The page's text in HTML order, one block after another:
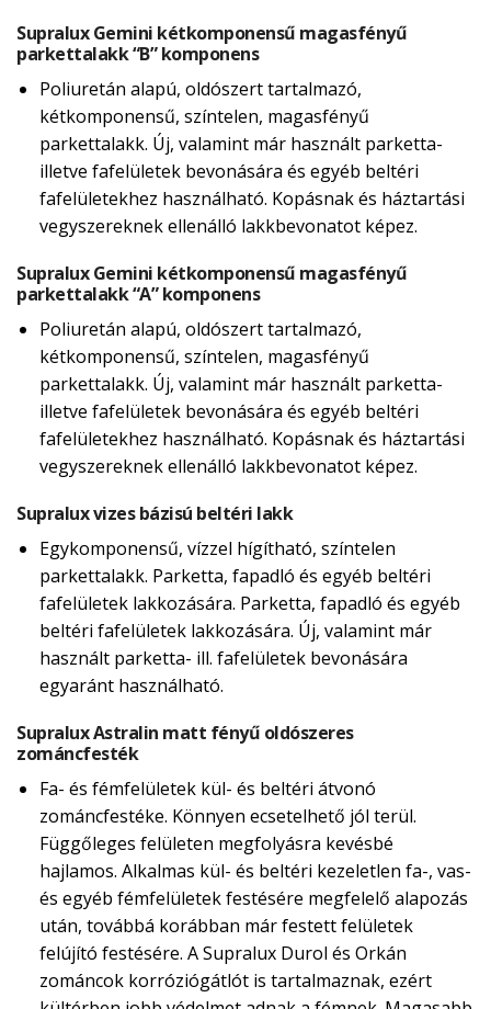
Supralux Gemini kétkomponensű magasfényű
parkettalakk “B” komponens
Poliuretán alapú, oldószert tartalmazó,
kétkomponensű, színtelen, magasfényű
parkettalakk. Új, valamint már használt parketta-
illetve fafelületek bevonására és egyéb beltéri
fafelületekhez használható. Kopásnak és háztartási
vegyszereknek ellenálló lakkbevonatot képez.
Supralux Gemini kétkomponensű magasfényű
parkettalakk “A” komponens
Poliuretán alapú, oldószert tartalmazó,
kétkomponensű, színtelen, magasfényű
parkettalakk. Új, valamint már használt parketta-
illetve fafelületek bevonására és egyéb beltéri
fafelületekhez használható. Kopásnak és háztartási
vegyszereknek ellenálló lakkbevonatot képez.
Supralux vizes bázisú beltéri lakk
Egykomponensű, vízzel hígítható, színtelen
parkettalakk. Parketta, fapadló és egyéb beltéri
fafelületek lakkozására. Parketta, fapadló és egyéb
beltéri fafelületek lakkozására. Új, valamint már
használt parketta- ill. fafelületek bevonására
egyaránt használható.
Supralux Astralin matt fényű oldószeres
zománcfesték
Fa- és fémfelületek kül- és beltéri átvonó
zománcfestéke. Könnyen ecsetelhető jól terül.
Függőleges felületen megfolyásra kevésbé
hajlamos. Alkalmas kül- és beltéri kezeletlen fa-, vas-
és egyéb fémfelületek festésére megfelelő alapozás
után, továbbá korábban már festett felületek
felújító festésére. A Supralux Durol és Orkán
zománcok korróziógátlót is tartalmaznak, ezért